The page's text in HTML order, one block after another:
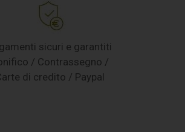
sicuri e garantiti
/ Contrassegno /
di credito / Paypal